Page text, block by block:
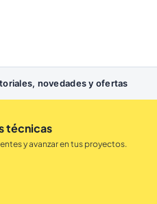
novedades y ofertas
técnicas
y avanzar en tus proyectos.